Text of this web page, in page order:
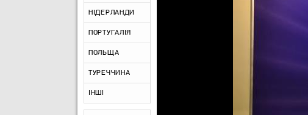
НІДЕРЛАНДИ
ПОРТУГАЛІЯ
ПОЛЬЩА
ТУРЕЧЧИНА
ІНШІ